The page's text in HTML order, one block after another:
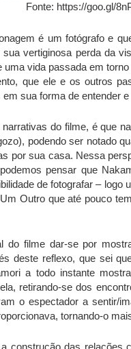
Fonte: https://goo.gl/
é um fotógrafo e
vertiginosa perda da
vida passada em
que ele e os outros
sua forma de entender
do filme, é que
podendo ser notado
por sua casa. Nessa
pensar que
de fotografar –
Outro que até pouco
do filme dar-se por
deste reflexo, que sei
a todo instante
retirando-se dos
o espectador a sentir/
tornando-o
construção das relações